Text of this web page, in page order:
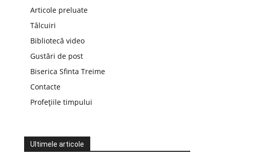
Articole preluate
Tâlcuiri
Bibliotecă video
Gustări de post
Biserica Sfinta Treime
Contacte
Profețiile timpului
Ultimele articole